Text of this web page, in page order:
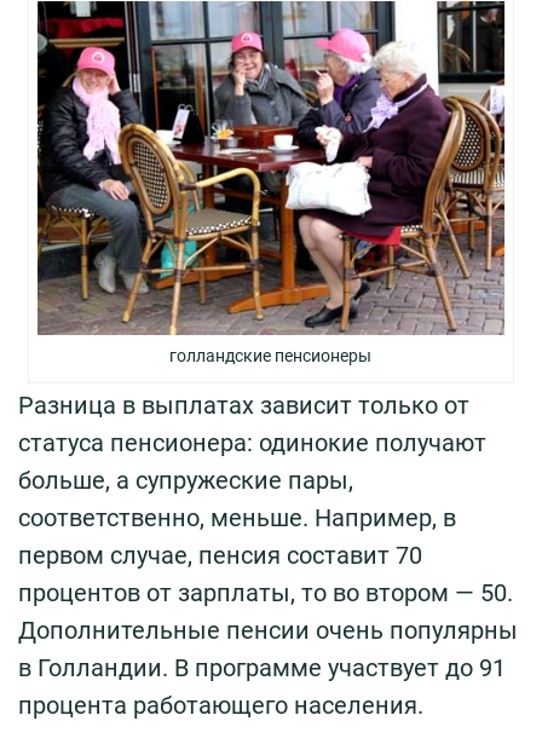
голландские пенсионеры
Разница в выплатах зависит только от
статуса пенсионера: одинокие получают
больше, а супружеские пары,
соответственно, меньше. Например, в
первом случае, пенсия составит 70
процентов от зарплаты, то во втором — 50.
Дополнительные пенсии очень популярны
в Голландии. В программе участвует до 91
процента работающего населения.